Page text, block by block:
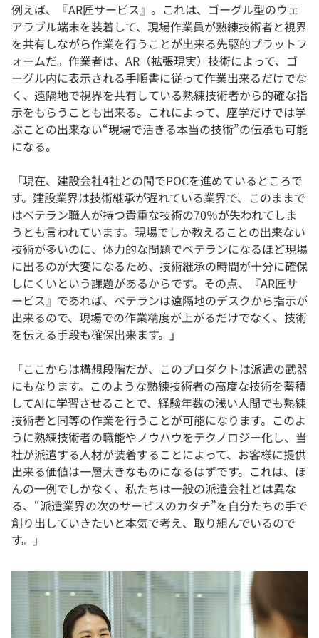
例えば、『AR匠サービス』。これは、ゴーグル型のウェ
アラブル端末を装着して、現場作業員が熟練技術者と視界
を共有しながら作業を行うことが出来る先駆的プラットフ
ォームだ。作業者は、AR（拡張現実）技術によって、ゴ
ーグル内に表示される手順書に従って作業出来るだけでな
く、遠隔地で視界を共有している熟練技術者から的確な指
示をもらうことも出来る。これによって、座学だけでは学
ぶことの出来ない“現場で活きる本当の技術”の伝承も可能
になる。
「現在、建設会社4社との間でPOCを進めているところで
す。建設業界は技術継承が遅れている業界で、このままで
はベテラン職人が持つ貴重な技術の70％が失われてしま
うとも言われています。現場でしか教えることの出来ない
技術が多いのに、体力的な問題でベテランになるほど現場
に出るのが大変になるため、技術継承の時間が十分に確保
しにくいという課題があるからです。その点、『AR匠サ
ービス』であれば、ベテランは遠隔地のデスクから指示が
出来るので、現場での作業精度が上がるだけでなく、技術
を伝える手段も確保出来ます。」
「ここからは構想段階だが、このプロダクトは派遣の武器
にもなります。このような熟練技術者の高度な技術を蓄積
してAIに学習させることで、経験年数の浅い人間でも熟練
技術者と同等の作業を行うことが可能になります。このよ
うに熟練技術者の職能やノウハウをテクノロジー化し、当
社が派遣する人材が装着することによって、お客様に提供
出来る価値は一層大きなものになるはずです。これは、ほ
んの一例でしかなく、私たちは一般の派遣会社とは異な
る、“派遣業界の次のサービスのカタチ”を自分たちの手で
創り出していきたいと本気で考え、取り組んでいるので
す。」